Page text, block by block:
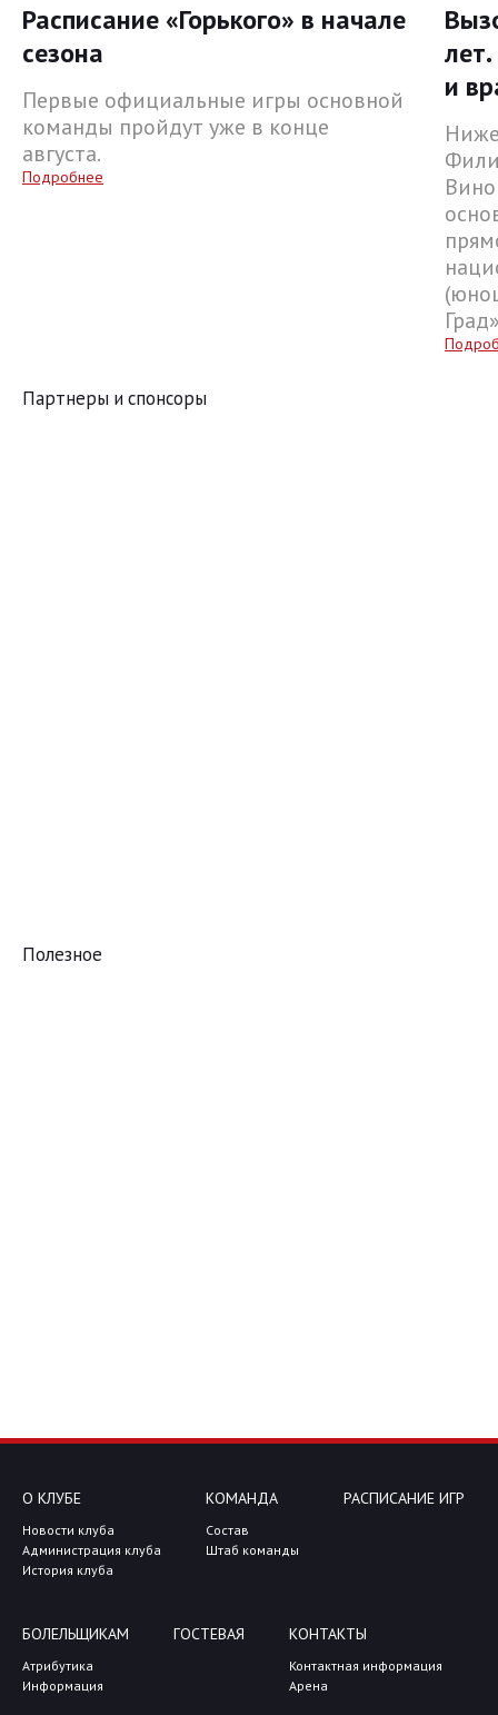
Расписание «Горького» в начале
сезона
Первые официальные игры основной
команды пройдут уже в конце
августа.
Подробнее
и
Партнеры и спонсоры
Полезное
О КЛУБЕ
Новости клуба
Администрация клуба
История клуба
КОМАНДА
Состав
Штаб команды
РАСПИСАНИЕ ИГР
БОЛЕЛЬЩИКАМ
Атрибутика
Информация
ГОСТЕВАЯ КОНТАКТЫ
Контактная информация
Арена